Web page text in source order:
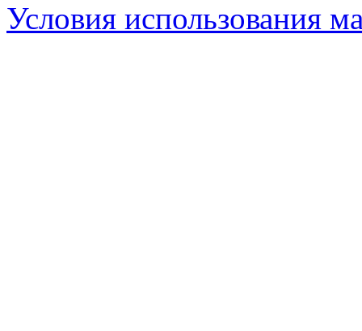
Условия использования